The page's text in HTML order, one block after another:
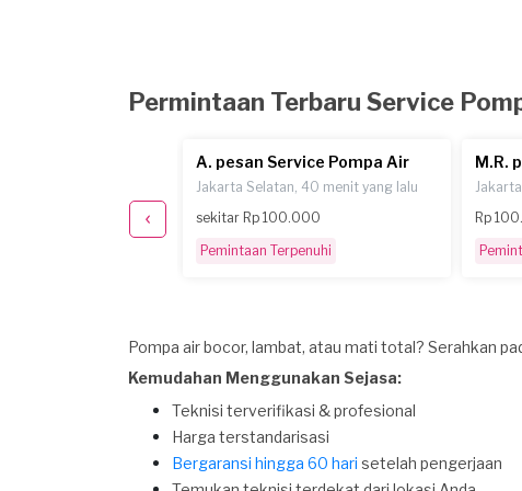
Permintaan Terbaru Service
A. pesan Service Pompa Air
Jakarta Selatan, 40 menit yang lalu
sekitar Rp 100.000
Pemintaan Terpenuhi
M.R.
Rp
Pompa air bocor, lambat, atau mati total? Serahkan
Kemudahan Menggunakan Sejasa:
Teknisi terverifikasi & profesional
Harga terstandarisasi
Bergaransi hingga 60 hari setelah pengerjaan